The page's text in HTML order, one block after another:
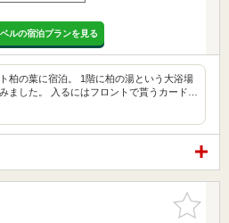
ルの宿泊プランを見る
柏の葉に宿泊。 1階に柏の湯という大浴場
ました。 入るにはフロントで貰うカード…
お気に入
りに追加